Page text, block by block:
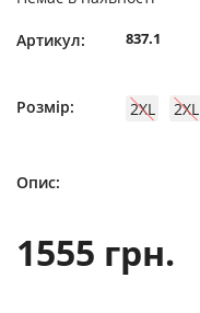
Артикул: 837.1
Розмір: 2XL 2XL
Опис:
1555 грн.